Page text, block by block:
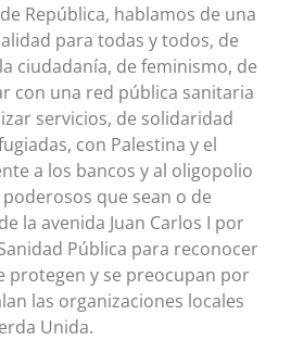
República, hablamos de una
para todas y todos, de
ciudadanía, de feminismo, de
con una red pública sanitaria
servicios, de solidaridad
con Palestina y el
a los bancos y al oligopolio
que sean o de
la avenida Juan Carlos I por
Pública para reconocer
protegen y se preocupan por
las organizaciones locales
Unida.